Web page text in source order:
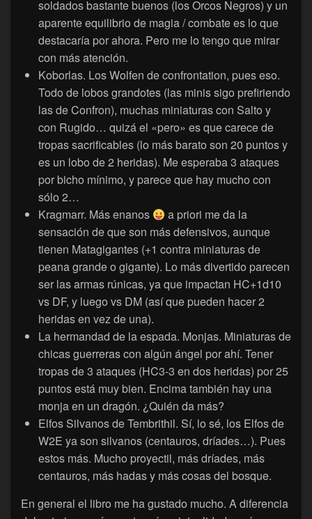
soldados bastante buenos (los Orcos Negros) y un
aparente equilibrio de magia / combate es lo que
destacaría por ahora. Pero me lo tengo que mirar
con más atención.
Koborlas. Los Wolfen de confrontation, pues eso.
Todo de lobos grandotes (las minis sigo prefiriendo
las de Confron), muchas miniaturas con Salto y
con Rugido… quizá el «pero» es que carece de
tropas sacrificables (lo más barato son 20 puntos y
es un lobo de 2 heridas). Me esperaba 3 ataques
por bicho mínimo, y parece que hay mucho con
sólo 2…
Kragmarr. Más enanos
a priori me da la
sensación de que son más defensivos, aunque
tienen Matagigantes (+1 contra miniaturas de
peana grande o gigante). Lo más divertido parecen
ser las armas rúnicas, ya que impactan HC+1d10
vs DF, y luego vs DM (así que pueden hacer 2
heridas en vez de una).
La hermandad de la espada. Monjas. Miniaturas de
chicas guerreras con algún ángel por ahí. Tener
tropas de 3 ataques (HC3-3 en dos heridas) por 25
puntos está muy bien. Encima también hay una
monja en un dragón. ¿Quién da más?
Elfos Silvanos de Tembrithil. Sí, lo sé, los Elfos de
W2E ya son silvanos (centauros, dríades…). Pues
estos más. Mucho proyectil, más dríades, más
centauros, más hadas y más cosas del bosque.
En general el libro me ha gustado mucho. A diferencia